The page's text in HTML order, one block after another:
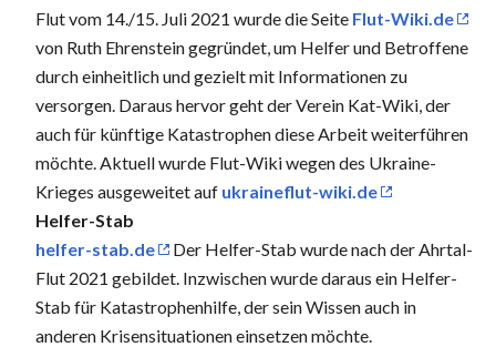
Flut vom 14./15. Juli 2021 wurde die Seite Flut-Wiki.de
von Ruth Ehrenstein gegründet, um Helfer und Betroffene
durch einheitlich und gezielt mit Informationen zu
versorgen. Daraus hervor geht der Verein Kat-Wiki, der
auch für künftige Katastrophen diese Arbeit weiterführen
möchte. Aktuell wurde Flut-Wiki wegen des Ukraine-
Krieges ausgeweitet auf ukraineflut-wiki.de
Helfer-Stab
helfer-stab.de
Der Helfer-Stab wurde nach der Ahrtal-
Flut 2021 gebildet. Inzwischen wurde daraus ein Helfer-
Stab für Katastrophenhilfe, der sein Wissen auch in
anderen Krisensituationen einsetzen möchte.